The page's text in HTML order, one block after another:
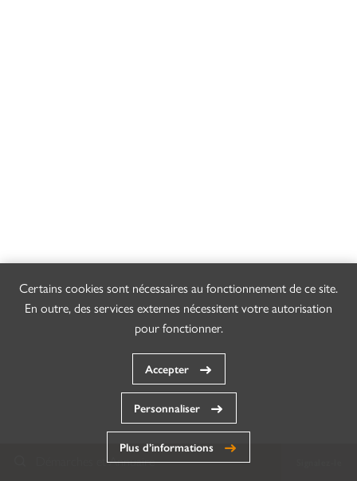
Démarches et Annuaire
Certains cookies sont nécessaires au fonctionnement de ce site.
En outre, des services externes nécessitent votre autorisation
pour fonctionner.
Accepter
Personnaliser
Plus d’informations